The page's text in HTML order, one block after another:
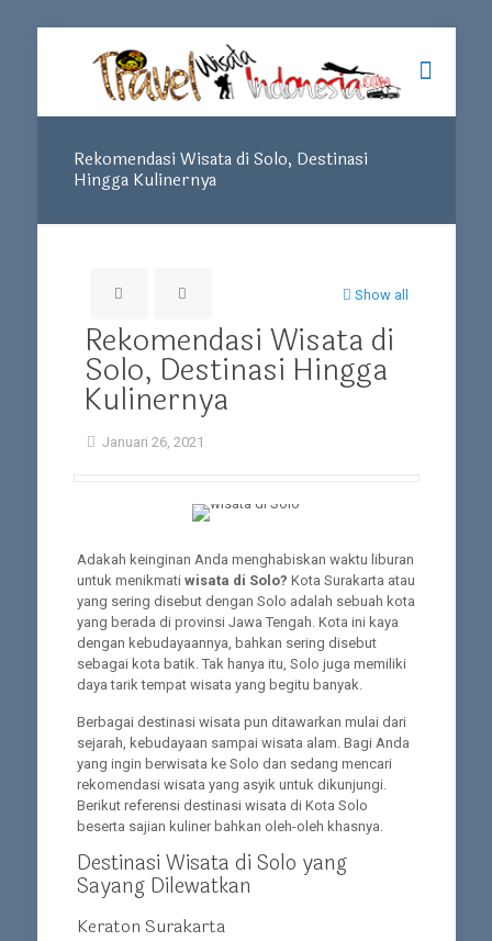
Rekomendasi Wisata di Solo, Destinasi
Hingga Kulinernya
Show all
Rekomendasi Wisata di
Solo, Destinasi Hingga
Kulinernya
Januari 26, 2021
Adakah keinginan Anda menghabiskan waktu liburan
untuk menikmati wisata di Solo? Kota Surakarta atau
yang sering disebut dengan Solo adalah sebuah kota
yang berada di provinsi Jawa Tengah. Kota ini kaya
dengan kebudayaannya, bahkan sering disebut
sebagai kota batik. Tak hanya itu, Solo juga memiliki
daya tarik tempat wisata yang begitu banyak.
Berbagai destinasi wisata pun ditawarkan mulai dari
sejarah, kebudayaan sampai wisata alam. Bagi Anda
yang ingin berwisata ke Solo dan sedang mencari
rekomendasi wisata yang asyik untuk dikunjungi.
Berikut referensi destinasi wisata di Kota Solo
beserta sajian kuliner bahkan oleh-oleh khasnya.
Destinasi Wisata di Solo yang
Sayang Dilewatkan
Keraton Surakarta